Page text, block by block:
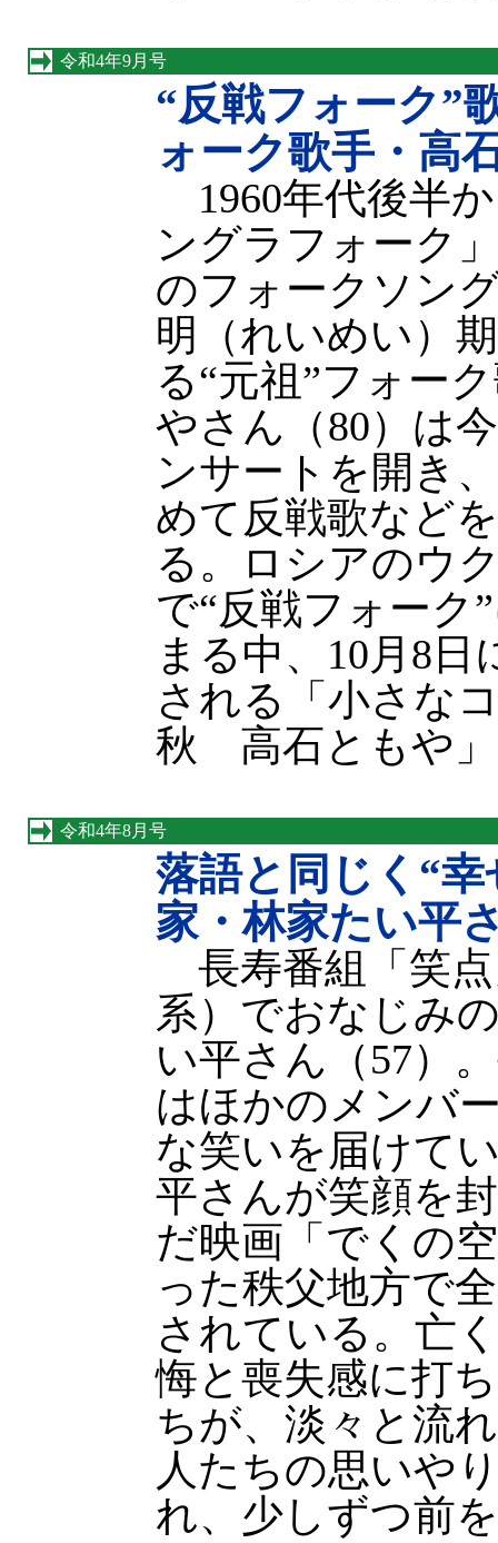
令和4年9月号
“反戦フォーク”
ォーク歌手・高
1960年代後半
ングラフォーク
のフォークソン
明（れいめい）
る“元祖”フォー
やさん（80）は
ンサートを開き
めて反戦歌など
る。ロシアのウ
で“反戦フォーク
まる中、10月8日
される「小さな
秋 高石ともや
令和4年8月号
落語と同じく“
家・林家たい平
長寿番組「笑
系）でおなじみ
い平さん（57）
はほかのメンバ
な笑いを届けて
平さんが笑顔を
だ映画「でくの
った秩父地方で
されている。亡
悔と喪失感に打
ちが、淡々と流
人たちの思いや
れ、少しずつ前